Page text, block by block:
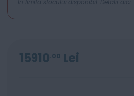
In limita stocului disponibil. Detalii aici
15910 00 Lei